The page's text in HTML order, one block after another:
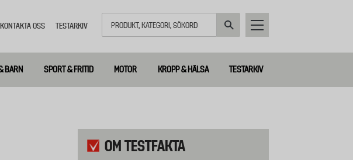
KONTAKTA OSS TESTARKIV
BARN SPORT & FRITID MOTOR KROPP & HÄLSA TESTARKIV
OM TESTFAKTA